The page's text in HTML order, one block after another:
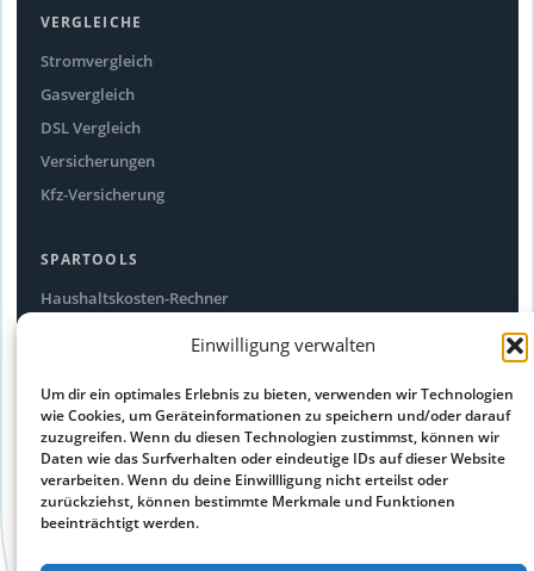
Einwilligung verwalten
Um dir ein optimales Erlebnis zu bieten, verwenden wir Technologien
wie Cookies, um Geräteinformationen zu speichern und/oder darauf
zuzugreifen. Wenn du diesen Technologien zustimmst, können wir
Daten wie das Surfverhalten oder eindeutige IDs auf dieser Website
verarbeiten. Wenn du deine Einwillligung nicht erteilst oder
zurückziehst, können bestimmte Merkmale und Funktionen
beeinträchtigt werden.
VERGLEICHE
Stromvergleich
Gasvergleich
DSL Vergleich
Versicherungen
Kfz-Versicherung
SPARTOOLS
Haushaltskosten-Rechner
Alle Spartipps
RECHTLICHES
Impressum
Datenschutz